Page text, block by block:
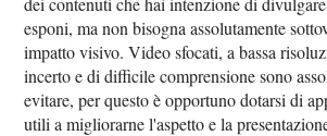
esponi, ma non bisogna assolutamente
impatto visivo. Video sfocati, a bassa
incerto e di difficile comprensione sono
evitare, per questo è opportuno dotarsi di
utili a migliorarne l'aspetto e la